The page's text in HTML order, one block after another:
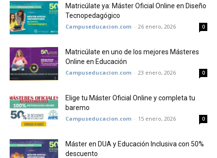
Matricúlate ya: Máster Oficial Online en Diseño
Tecnopedagógico
Campuseducacion.com - 26 enero, 2026 0
Matricúlate en uno de los mejores Másteres
Online en Educación
Campuseducacion.com - 23 enero, 2026 0
Elige tu Máster Oficial Online y completa tu
baremo
Campuseducacion.com - 15 enero, 2026 0
Máster en DUA y Educación Inclusiva con 50%
descuento